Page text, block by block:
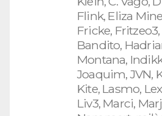
Flink, Eliza
Fricke,
Bandito,
Montana,
Joaquim, JVN,
Kite, Lasmo,
Liv3, Marci,